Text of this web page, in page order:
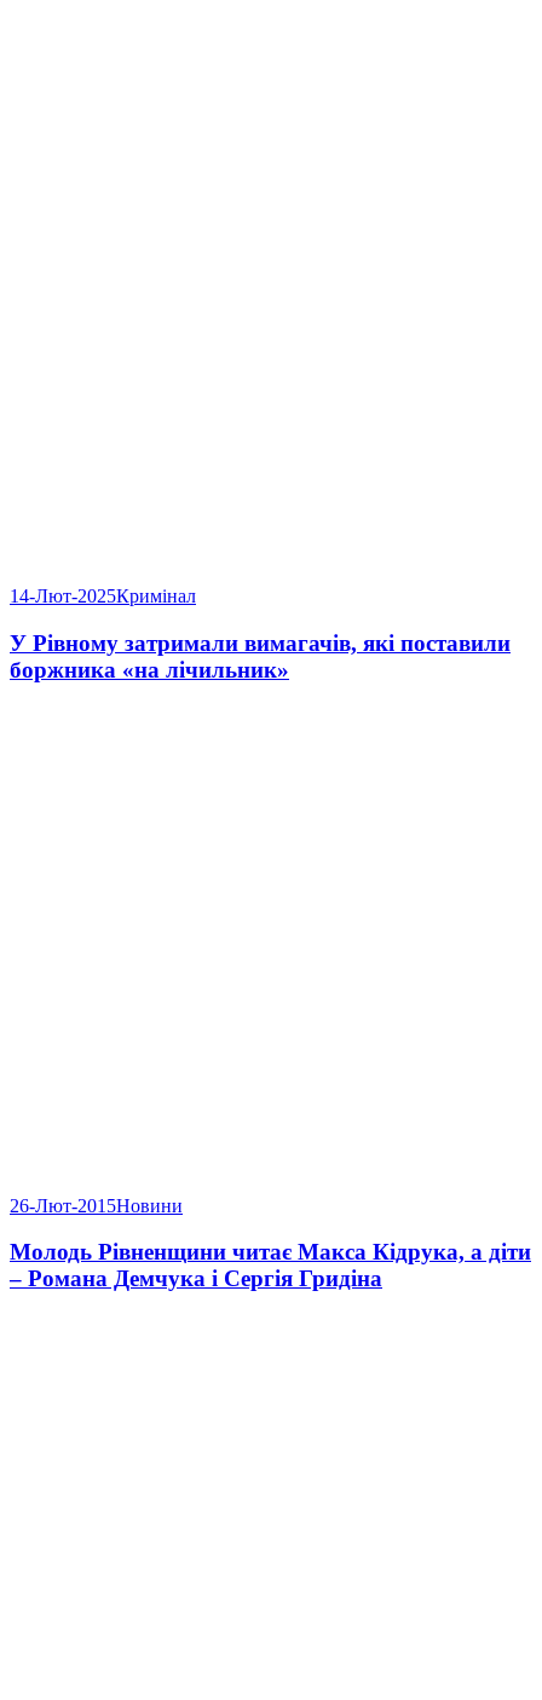
14-Лют-2025Кримінал
У Рівному затримали вимагачів, які поставили
боржника «на лічильник»
26-Лют-2015Новини
Молодь Рівненщини читає Макса Кідрука, а діти
– Романа Демчука і Сергія Гридіна